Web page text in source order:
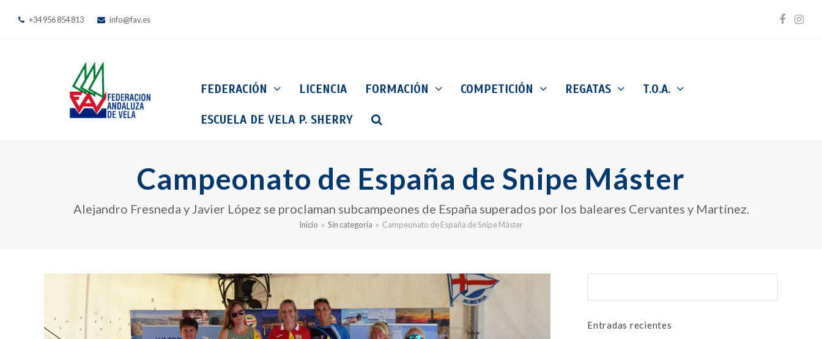
+34 956 854 813 info@fav.es
FEDERACIÓN LICENCIA FORMACIÓN COMPETICIÓN REGATAS T.O.A.
ESCUELA DE VELA P. SHERRY
Campeonato de España de Snipe Máster
Alejandro Fresneda y Javier López se proclaman subcampeones de España superados por los baleares Cervantes y Martínez.
Inicio » Sin categoría » Campeonato de España de Snipe Máster
Entradas recientes